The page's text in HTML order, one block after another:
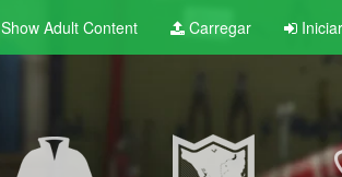
Show Adult Content Carregar